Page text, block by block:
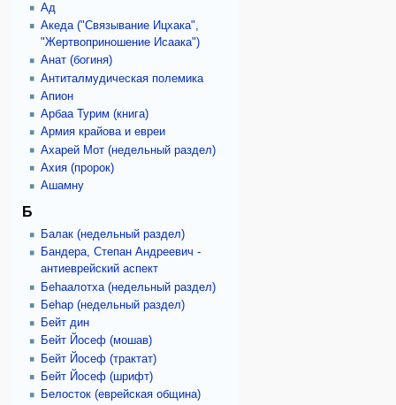
Ад
Акеда ("Связывание Ицхака",
"Жертвоприношение Исаака")
Анат (богиня)
Антиталмудическая полемика
Апион
Арбаа Турим (книга)
Армия крайова и евреи
Ахарей Мот (недельный раздел)
Ахия (пророк)
Ашамну
Б
Балак (недельный раздел)
Бандера, Степан Андреевич -
антиеврейский аспект
Беhаалотха (недельный раздел)
Беhар (недельный раздел)
Бейт дин
Бейт Йосеф (мошав)
Бейт Йосеф (трактат)
Бейт Йосеф (шрифт)
Белосток (еврейская община)